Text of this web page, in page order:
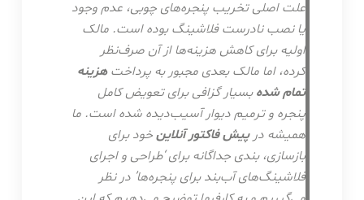
علت اصلی تخریب پنجره‌های چوبی، عدم وجود
یا نصب نادرست فلاشینگ بوده است. مالک
اولیه برای کاهش هزینه‌ها از آن صرف‌نظر
کرده، اما مالک بعدی مجبور به پرداختهزینه
تمام شدهبسیار گزافی برای تعویض کامل
پنجره و ترمیم دیوار آسیب‌دیده شده است. ما
همیشه درپیش فاکتور آنلاینخود برای
بازسازی، بندی جداگانه برای ‘طراحی و اجرای
فلاشینگ‌های آب‌بند برای پنجره‌ها’ در نظر